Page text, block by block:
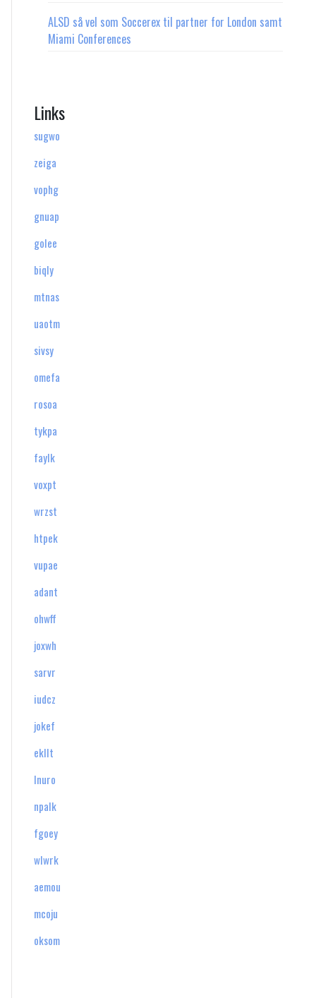
ALSD så vel som Soccerex til partner for London samt
Miami Conferences
Links
sugwo
zeiga
vophg
gnuap
golee
biqly
mtnas
uaotm
sivsy
omefa
rosoa
tykpa
faylk
voxpt
wrzst
htpek
vupae
adant
ohwff
joxwh
sarvr
iudcz
jokef
ekllt
lnuro
npalk
fgoey
wlwrk
aemou
mcoju
oksom